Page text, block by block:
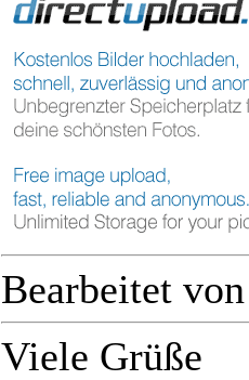
Bearbeitet
Viele Grüße